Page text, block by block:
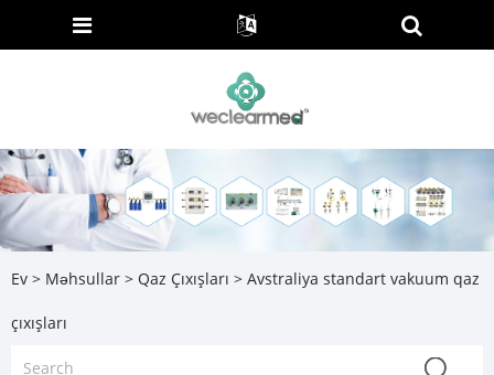
Ev > Məhsullar > Qaz Çıxışları > Avstraliya standart vakuum qaz
çıxışları